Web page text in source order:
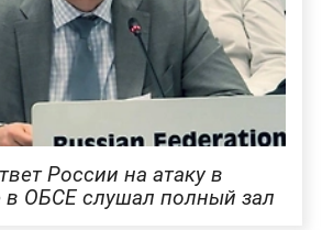
России на атаку в
в ОБСЕ слушал полный зал